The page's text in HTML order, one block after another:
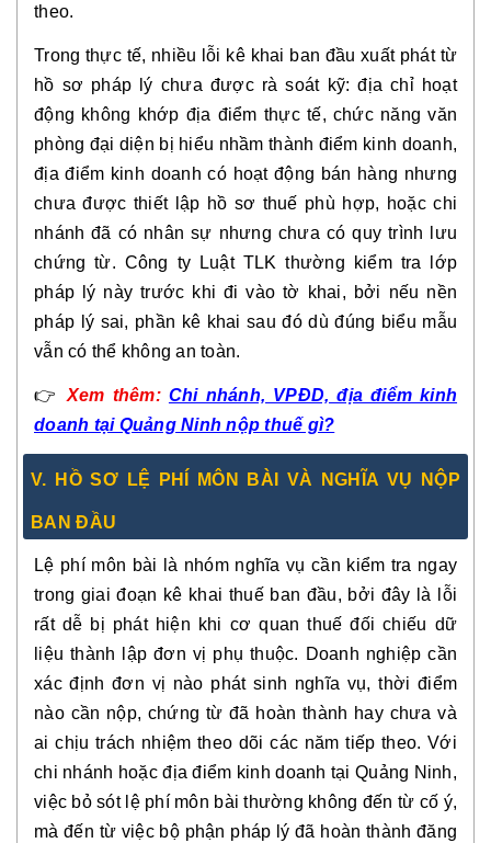
theo.
Trong thực tế, nhiều lỗi kê khai ban đầu xuất phát từ
hồ sơ pháp lý chưa được rà soát kỹ: địa chỉ hoạt
động không khớp địa điểm thực tế, chức năng văn
phòng đại diện bị hiểu nhầm thành điểm kinh doanh,
địa điểm kinh doanh có hoạt động bán hàng nhưng
chưa được thiết lập hồ sơ thuế phù hợp, hoặc chi
nhánh đã có nhân sự nhưng chưa có quy trình lưu
chứng từ. Công ty Luật TLK thường kiểm tra lớp
pháp lý này trước khi đi vào tờ khai, bởi nếu nền
pháp lý sai, phần kê khai sau đó dù đúng biểu mẫu
vẫn có thể không an toàn.
👉 Xem thêm: Chi nhánh, VPĐD, địa điểm kinh
doanh tại Quảng Ninh nộp thuế gì?
V. HỒ SƠ LỆ PHÍ MÔN BÀI VÀ NGHĨA VỤ NỘP
BAN ĐẦU
Lệ phí môn bài là nhóm nghĩa vụ cần kiểm tra ngay
trong giai đoạn kê khai thuế ban đầu, bởi đây là lỗi
rất dễ bị phát hiện khi cơ quan thuế đối chiếu dữ
liệu thành lập đơn vị phụ thuộc. Doanh nghiệp cần
xác định đơn vị nào phát sinh nghĩa vụ, thời điểm
nào cần nộp, chứng từ đã hoàn thành hay chưa và
ai chịu trách nhiệm theo dõi các năm tiếp theo. Với
chi nhánh hoặc địa điểm kinh doanh tại Quảng Ninh,
việc bỏ sót lệ phí môn bài thường không đến từ cố ý,
mà đến từ việc bộ phận pháp lý đã hoàn thành đăng